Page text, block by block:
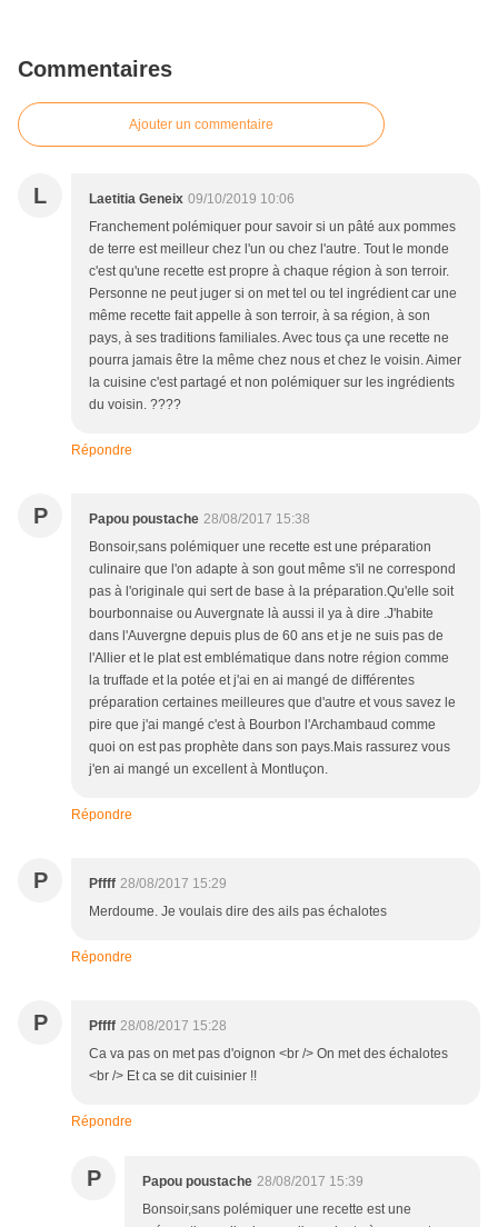
Commentaires
Ajouter un commentaire
L Laetitia Geneix 09/10/2019 10:06
Franchement polémiquer pour savoir si un pâté aux pommes
de terre est meilleur chez l'un ou chez l'autre. Tout le monde
c'est qu'une recette est propre à chaque région à son terroir.
Personne ne peut juger si on met tel ou tel ingrédient car une
même recette fait appelle à son terroir, à sa région, à son
pays, à ses traditions familiales. Avec tous ça une recette ne
pourra jamais être la même chez nous et chez le voisin. Aimer
la cuisine c'est partagé et non polémiquer sur les ingrédients
du voisin. ????
Répondre
P Papou poustache 28/08/2017 15:38
Bonsoir,sans polémiquer une recette est une préparation
culinaire que l'on adapte à son gout même s'il ne correspond
pas à l'originale qui sert de base à la préparation.Qu'elle soit
bourbonnaise ou Auvergnate là aussi il ya à dire .J'habite
dans l'Auvergne depuis plus de 60 ans et je ne suis pas de
l'Allier et le plat est emblématique dans notre région comme
la truffade et la potée et j'ai en ai mangé de différentes
préparation certaines meilleures que d'autre et vous savez le
pire que j'ai mangé c'est à Bourbon l'Archambaud comme
quoi on est pas prophète dans son pays.Mais rassurez vous
j'en ai mangé un excellent à Montluçon.
Répondre
P Pffff 28/08/2017 15:29
Merdoume. Je voulais dire des ails pas échalotes
Répondre
P Pffff 28/08/2017 15:28
Ca va pas on met pas d'oignon <br /> On met des échalotes
<br /> Et ca se dit cuisinier !!
Répondre
P Papou poustache 28/08/2017 15:39
Bonsoir,sans polémiquer une recette est une